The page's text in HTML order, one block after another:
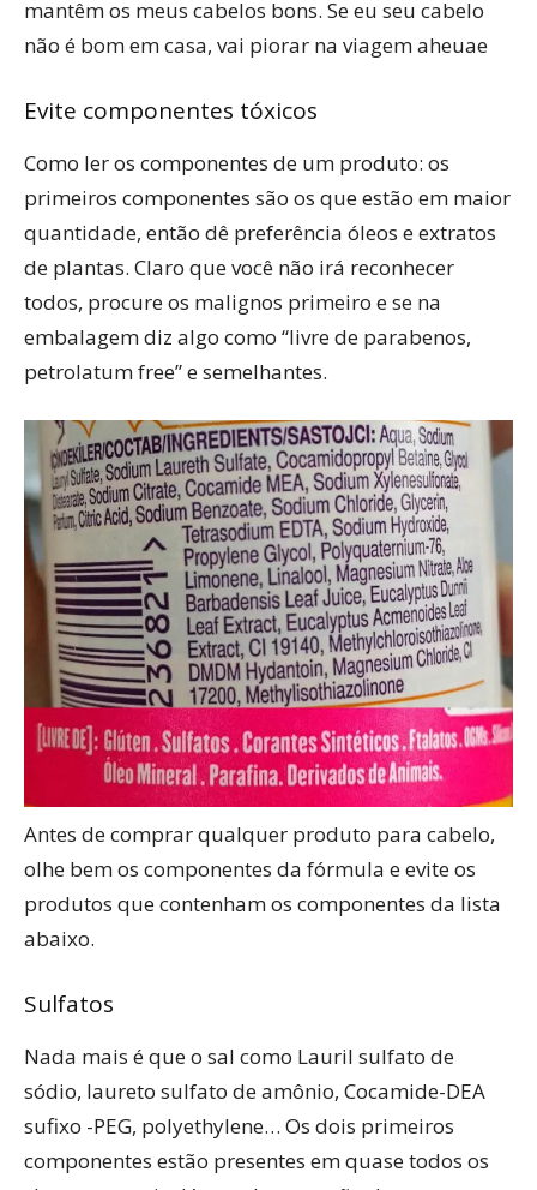
mantêm os meus cabelos bons. Se eu seu cabelo
não é bom em casa, vai piorar na viagem aheuae
Evite componentes tóxicos
Como ler os componentes de um produto: os
primeiros componentes são os que estão em maior
quantidade, então dê preferência óleos e extratos
de plantas. Claro que você não irá reconhecer
todos, procure os malignos primeiro e se na
embalagem diz algo como “livre de parabenos,
petrolatum free” e semelhantes.
Antes de comprar qualquer produto para cabelo,
olhe bem os componentes da fórmula e evite os
produtos que contenham os componentes da lista
abaixo.
Sulfatos
Nada mais é que o sal como Lauril sulfato de
sódio, laureto sulfato de amônio, Cocamide-DEA
sufixo -PEG, polyethylene… Os dois primeiros
componentes estão presentes em quase todos os